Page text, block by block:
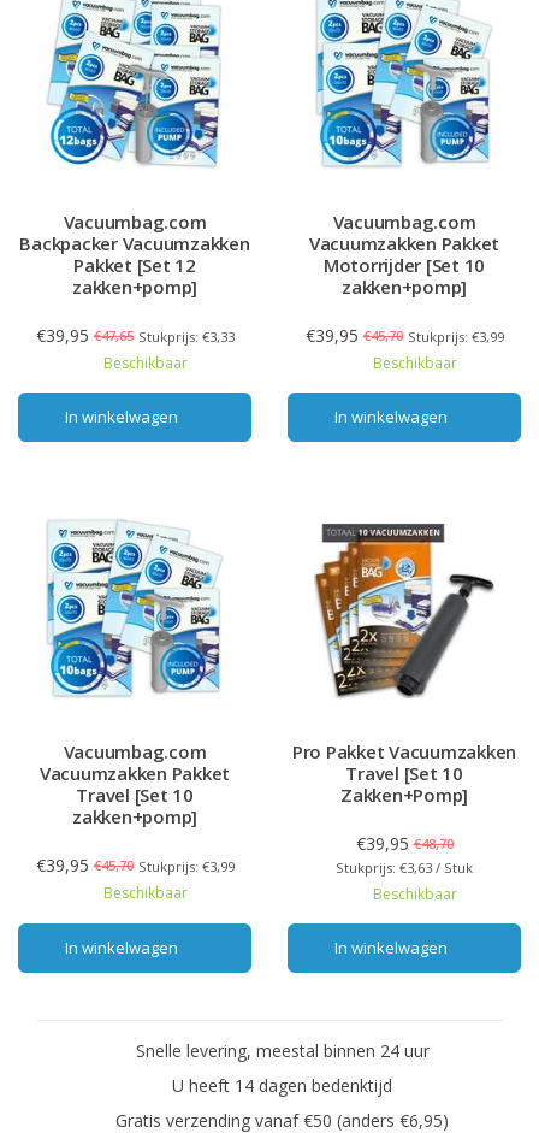
Vacuumbag.com
Backpacker Vacuumzakken
Pakket [Set 12
zakken+pomp]
€39,95 €47,65 Stukprijs: €3,33
Beschikbaar
In winkelwagen
Vacuumbag.com
Vacuumzakken Pakket
Motorrijder [Set 10
zakken+pomp]
€39,95 €45,70 Stukprijs: €3,99
Beschikbaar
In winkelwagen
Vacuumbag.com
Vacuumzakken Pakket
Travel [Set 10
zakken+pomp]
€39,95 €45,70 Stukprijs: €3,99
Beschikbaar
In winkelwagen
Pro Pakket Vacuumzakken
Travel [Set 10
Zakken+Pomp]
€39,95 €48,70
Stukprijs: €3,63 / Stuk
Beschikbaar
In winkelwagen
Snelle levering, meestal binnen 24 uur
U heeft 14 dagen bedenktijd
Gratis verzending vanaf €50 (anders €6,95)